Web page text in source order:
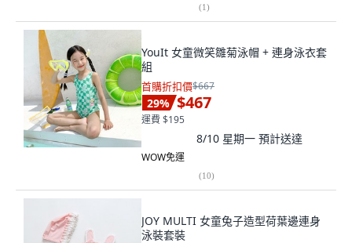
(1)
YouIt 女童微笑雛菊泳帽 + 連身泳衣套
組
首購折扣價$667
29% $467
運費 $195
8/10 星期一 預計送達
WOW免運
(10)
JOY MULTI 女童兔子造型荷葉邊連身
泳裝套裝